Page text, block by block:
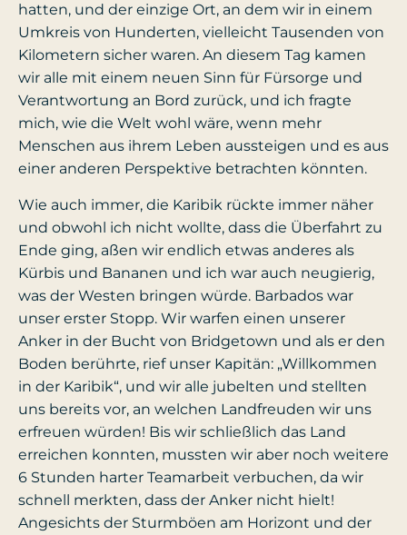
hatten, und der einzige Ort, an dem wir in einem
Umkreis von Hunderten, vielleicht Tausenden von
Kilometern sicher waren. An diesem Tag kamen
wir alle mit einem neuen Sinn für Fürsorge und
Verantwortung an Bord zurück, und ich fragte
mich, wie die Welt wohl wäre, wenn mehr
Menschen aus ihrem Leben aussteigen und es aus
einer anderen Perspektive betrachten könnten.
Wie auch immer, die Karibik rückte immer näher
und obwohl ich nicht wollte, dass die Überfahrt zu
Ende ging, aßen wir endlich etwas anderes als
Kürbis und Bananen und ich war auch neugierig,
was der Westen bringen würde. Barbados war
unser erster Stopp. Wir warfen einen unserer
Anker in der Bucht von Bridgetown und als er den
Boden berührte, rief unser Kapitän: „Willkommen
in der Karibik“, und wir alle jubelten und stellten
uns bereits vor, an welchen Landfreuden wir uns
erfreuen würden! Bis wir schließlich das Land
erreichen konnten, mussten wir aber noch weitere
6 Stunden harter Teamarbeit verbuchen, da wir
schnell merkten, dass der Anker nicht hielt!
Angesichts der Sturmböen am Horizont und der